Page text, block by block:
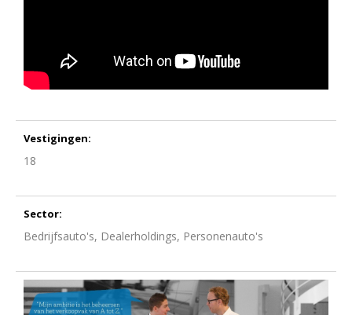
Vestigingen:
18
Sector:
Bedrijfsauto's, Dealerholdings, Personenauto's